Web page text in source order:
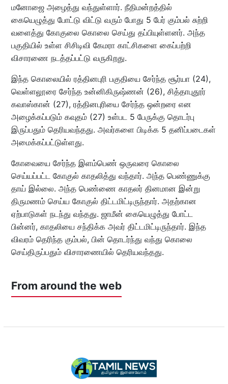
மனோஜை அழைத்து வந்துள்ளார். நீதிமன்றத்தில்
கையெழுத்து போட்டு விட்டு வரும் போது 5 பேர் கும்பல் சுற்றி
வளைத்து கோகுலை கொலை செய்து தப்பியுள்ளனர். அந்த
பகுதியில் உள்ள சிசிடிவி கேமரா காட்சிகளை கைப்பற்றி
விசாரணை நடத்தப்பட்டு வருகிறது.
இந்த கொலையில் ரத்தினபுரி பகுதியை சேர்ந்த சூர்யா (24),
வெள்ளலூரை சேர்ந்த உன்னிகிருஷ்ணன் (26), சித்தாபுதூர்
கவாஸ்கான் (27), ரத்தினபுரியை சேர்ந்த ஒன்றரை என
அழைக்கப்படும் கவுதம் (27) உள்பட 5 பேருக்கு தொடர்பு
இருப்பதும் தெரியவந்தது. அவர்களை பிடிக்க 5 தனிப்படைகள்
அமைக்கப்பட்டுள்ளது.
கோவையை சேர்ந்த இளம்பெண் ஒருவரை கொலை
செய்யப்பட்ட கோகுல் காதலித்து வந்தார். அந்த பெண்ணுக்கு
தாய் இல்லை. அந்த பெண்ணை காதலர் தினமான இன்று
திருமணம் செய்ய கோகுல் திட்டமிட்டிருந்தார். அதற்கான
ஏற்பாடுகள் நடந்து வந்தது. ஜாமீன் கையெழுத்து போட்ட
பின்னர், காதலியை சந்திக்க அவர் திட்டமிட்டிருந்தார். இந்த
விவரம் தெரிந்த கும்பல், பின் தொடர்ந்து வந்து கொலை
செய்திருப்பதும் விசாரணையில் தெரியவந்தது.
From around the web